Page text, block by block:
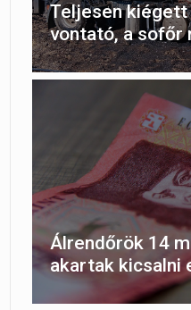
Teljesen kiégett
vontató, a sofőr
Álrendőrök 14
akartak kicsalni